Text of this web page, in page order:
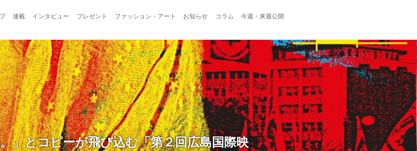
連載 インタビュー プレゼント ファッション・アート お知らせ コラム 今週・来週公開
」とコピーが飛び込む「第２回広島国際映